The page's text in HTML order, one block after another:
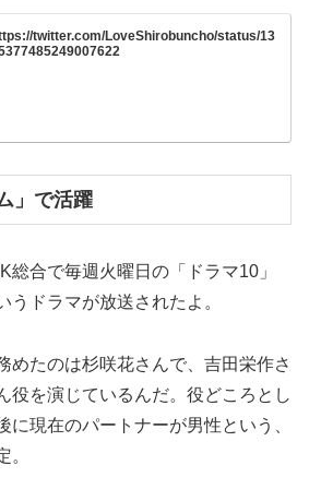
twitter.com/LoveShirobuncho/status/13
」で活躍
総合で毎週火曜日の「ドラマ10」
うドラマが放送されたよ。
めたのは杉咲花さんで、吉田栄作さ
役を演じているんだ。役どころとし
に現在のパートナーが男性という、
。